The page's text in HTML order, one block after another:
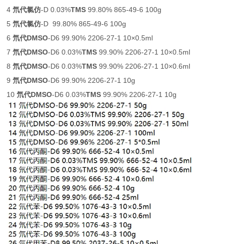
4氘代氯仿-D 0.03%TMS 99.80% 865-49-6 100g
5氘代氯仿-D 99.80% 865-49-6 100g
6氘代DMSO-D6 99.90% 2206-27-1 10×0.5ml
7氘代DMSO-D6 0.03%TMS 99.90% 2206-27-1 10×0.5ml
8氘代DMSO-D6 0.03%TMS 99.90% 2206-27-1 10×0.6ml
9氘代DMSO-D6 99.90% 2206-27-1 10g
10氘代DMSO-D6 0.03%TMS 99.90% 2206-27-1 10g